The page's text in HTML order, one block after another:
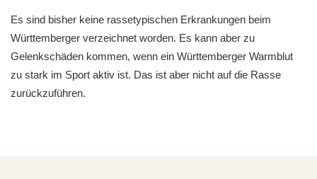
Es sind bisher keine rassetypischen Erkrankungen beim
Württemberger verzeichnet worden. Es kann aber zu
Gelenkschäden kommen, wenn ein Württemberger Warmblut
zu stark im Sport aktiv ist. Das ist aber nicht auf die Rasse
zurückzuführen.